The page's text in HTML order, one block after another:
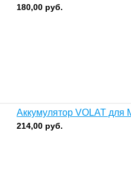
180,00 руб.
Аккумулятор VOLAT для
214,00 руб.